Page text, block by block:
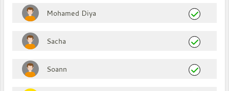
Mohamed Diya
Sacha
Soann